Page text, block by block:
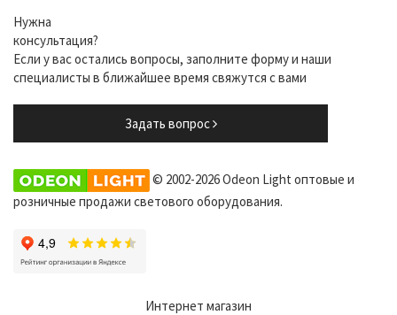
Нужна
консультация?
Если у вас остались вопросы, заполните форму и наши
специалисты в ближайшее время свяжутся с вами
Задать вопрос
© 2002-2026 Odeon Light оптовые и
розничные продажи светового оборудования.
Интернет магазин